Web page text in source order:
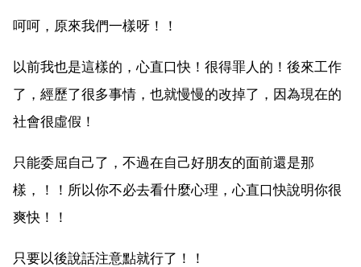
呵呵，原來我們一樣呀！！
以前我也是這樣的，心直口快！很得罪人的！後來工作
了，經歷了很多事情，也就慢慢的改掉了，因為現在的
社會很虛假！
只能委屈自己了，不過在自己好朋友的面前還是那
樣，！！所以你不必去看什麼心理，心直口快說明你很
爽快！！
只要以後說話注意點就行了！！